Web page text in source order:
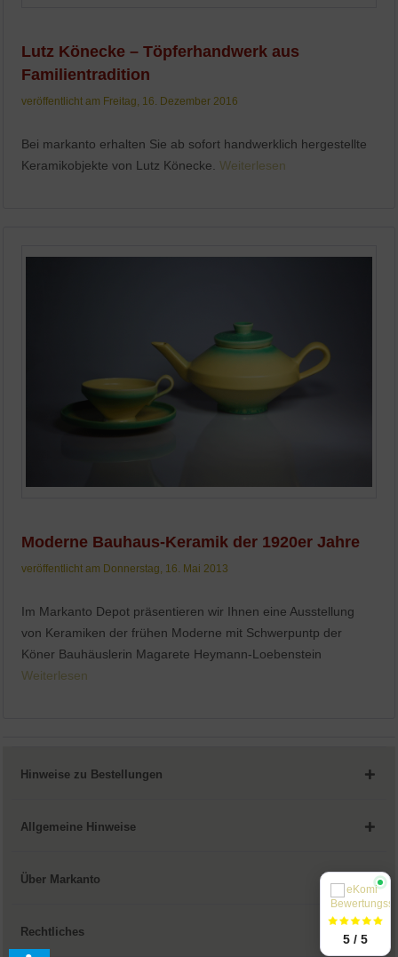
Lutz Könecke – Töpferhandwerk aus
Familientradition
veröffentlicht am Freitag, 16. Dezember 2016
Bei markanto erhalten Sie ab sofort handwerklich hergestellte
Keramikobjekte von Lutz Könecke.Weiterlesen
Moderne Bauhaus-Keramik der 1920er Jahre
veröffentlicht am Donnerstag, 16. Mai 2013
Im Markanto Depot präsentieren wir Ihnen eine Ausstellung
von Keramiken der frühen Moderne mit Schwerpuntp der
Köner Bauhäuslerin Magarete Heymann-Loebenstein
Weiterlesen
Hinweise zu Bestellungen
Allgemeine Hinweise
Über Markanto
Rechtliches
5 / 5